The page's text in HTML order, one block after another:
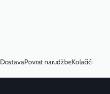
DostavaPovrat narudžbeKolačići